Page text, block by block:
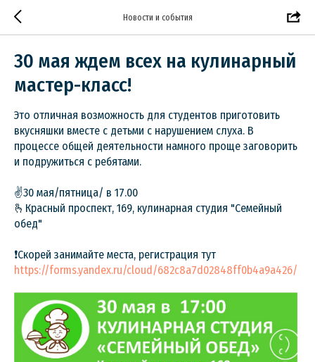
Новости и события
30 мая ждем всех на кулинарный
мастер-класс!
Это отличная возможность для студентов приготовить
вкусняшки вместе с детьми с нарушением слуха. В
процессе общей деятельности намного проще заговорить
и подружиться с ребятами.
✌️30 мая/пятница/ в 17.00
🫰Красный проспект, 169, кулинарная студия "Семейный
обед"
❗️Скорей занимайте места, регистрация тут
https://forms.yandex.ru/cloud/682c8a7d02848ff0b4a9a426/